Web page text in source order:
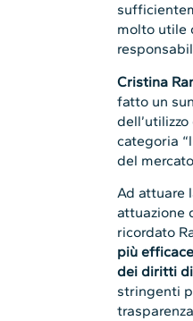
molto utile
Cristina
fatto un
categoria
del
Ad attuare
attuazione
ricordato
più efficace
dei diritti
stringenti